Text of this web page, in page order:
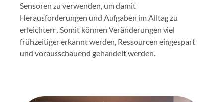
Sensoren zu verwenden, um damit
Herausforderungen und Aufgaben im Alltag zu
erleichtern. Somit können Veränderungen viel
frühzeitiger erkannt werden, Ressourcen eingespart
und vorausschauend gehandelt werden.